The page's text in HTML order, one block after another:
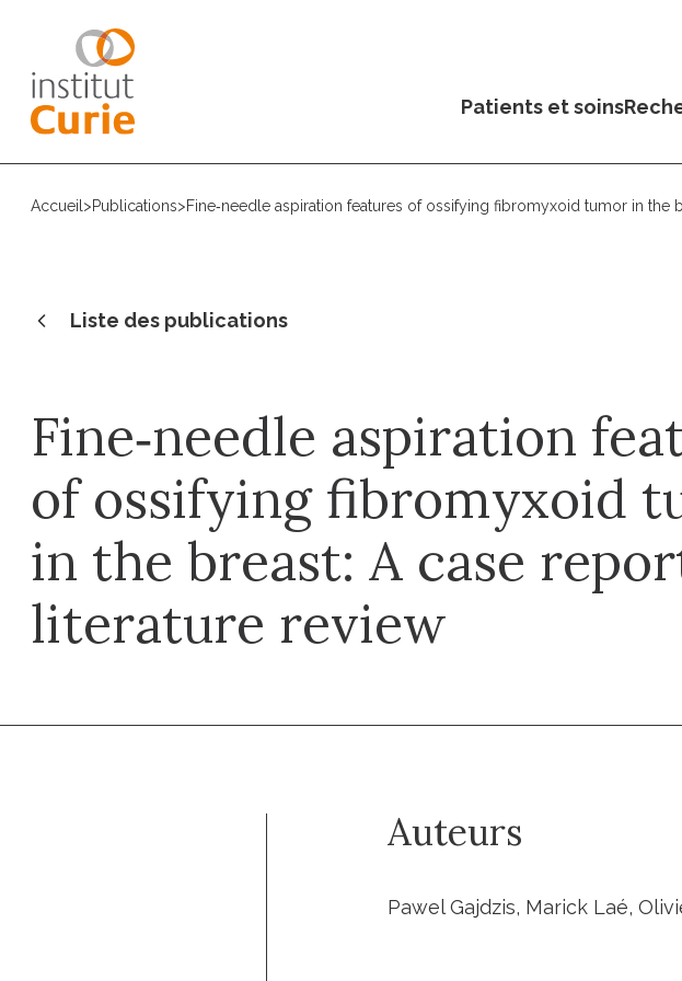
Patients et soins
Accueil >Publications>Fine‐needle aspiration features of ossifying fibromyxoid tumor in the
Liste des publications
Fine‐needle aspiration
of ossifying fibromyxoid
in the breast: A case
literature review
Auteurs
Pawel Gajdzis, Marick Laé,